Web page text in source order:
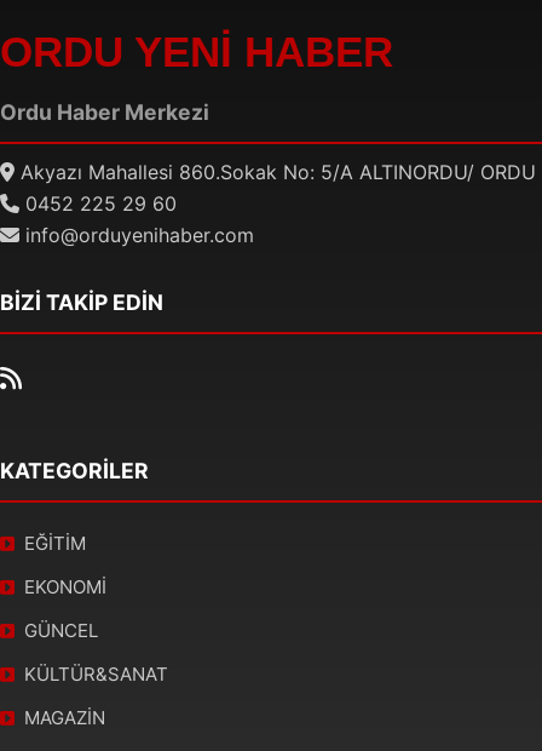
ORDU YENİ HABER
Ordu Haber Merkezi
Akyazı Mahallesi 860.Sokak No: 5/A ALTINORDU/ ORDU
0452 225 29 60
info@orduyenihaber.com
BİZİ TAKİP EDİN
KATEGORİLER
EĞİTİM
EKONOMİ
GÜNCEL
KÜLTÜR&SANAT
MAGAZİN